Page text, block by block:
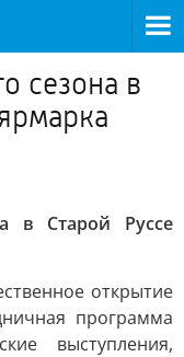
сезона в
в Старой Руссе
открытие
программа
выступления,